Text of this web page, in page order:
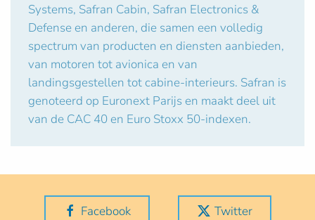
Systems, Safran Cabin, Safran Electronics &
Defense en anderen, die samen een volledig
spectrum van producten en diensten aanbieden,
van motoren tot avionica en van
landingsgestellen tot cabine-interieurs. Safran is
genoteerd op Euronext Parijs en maakt deel uit
van de CAC 40 en Euro Stoxx 50-indexen.
Facebook Twitter